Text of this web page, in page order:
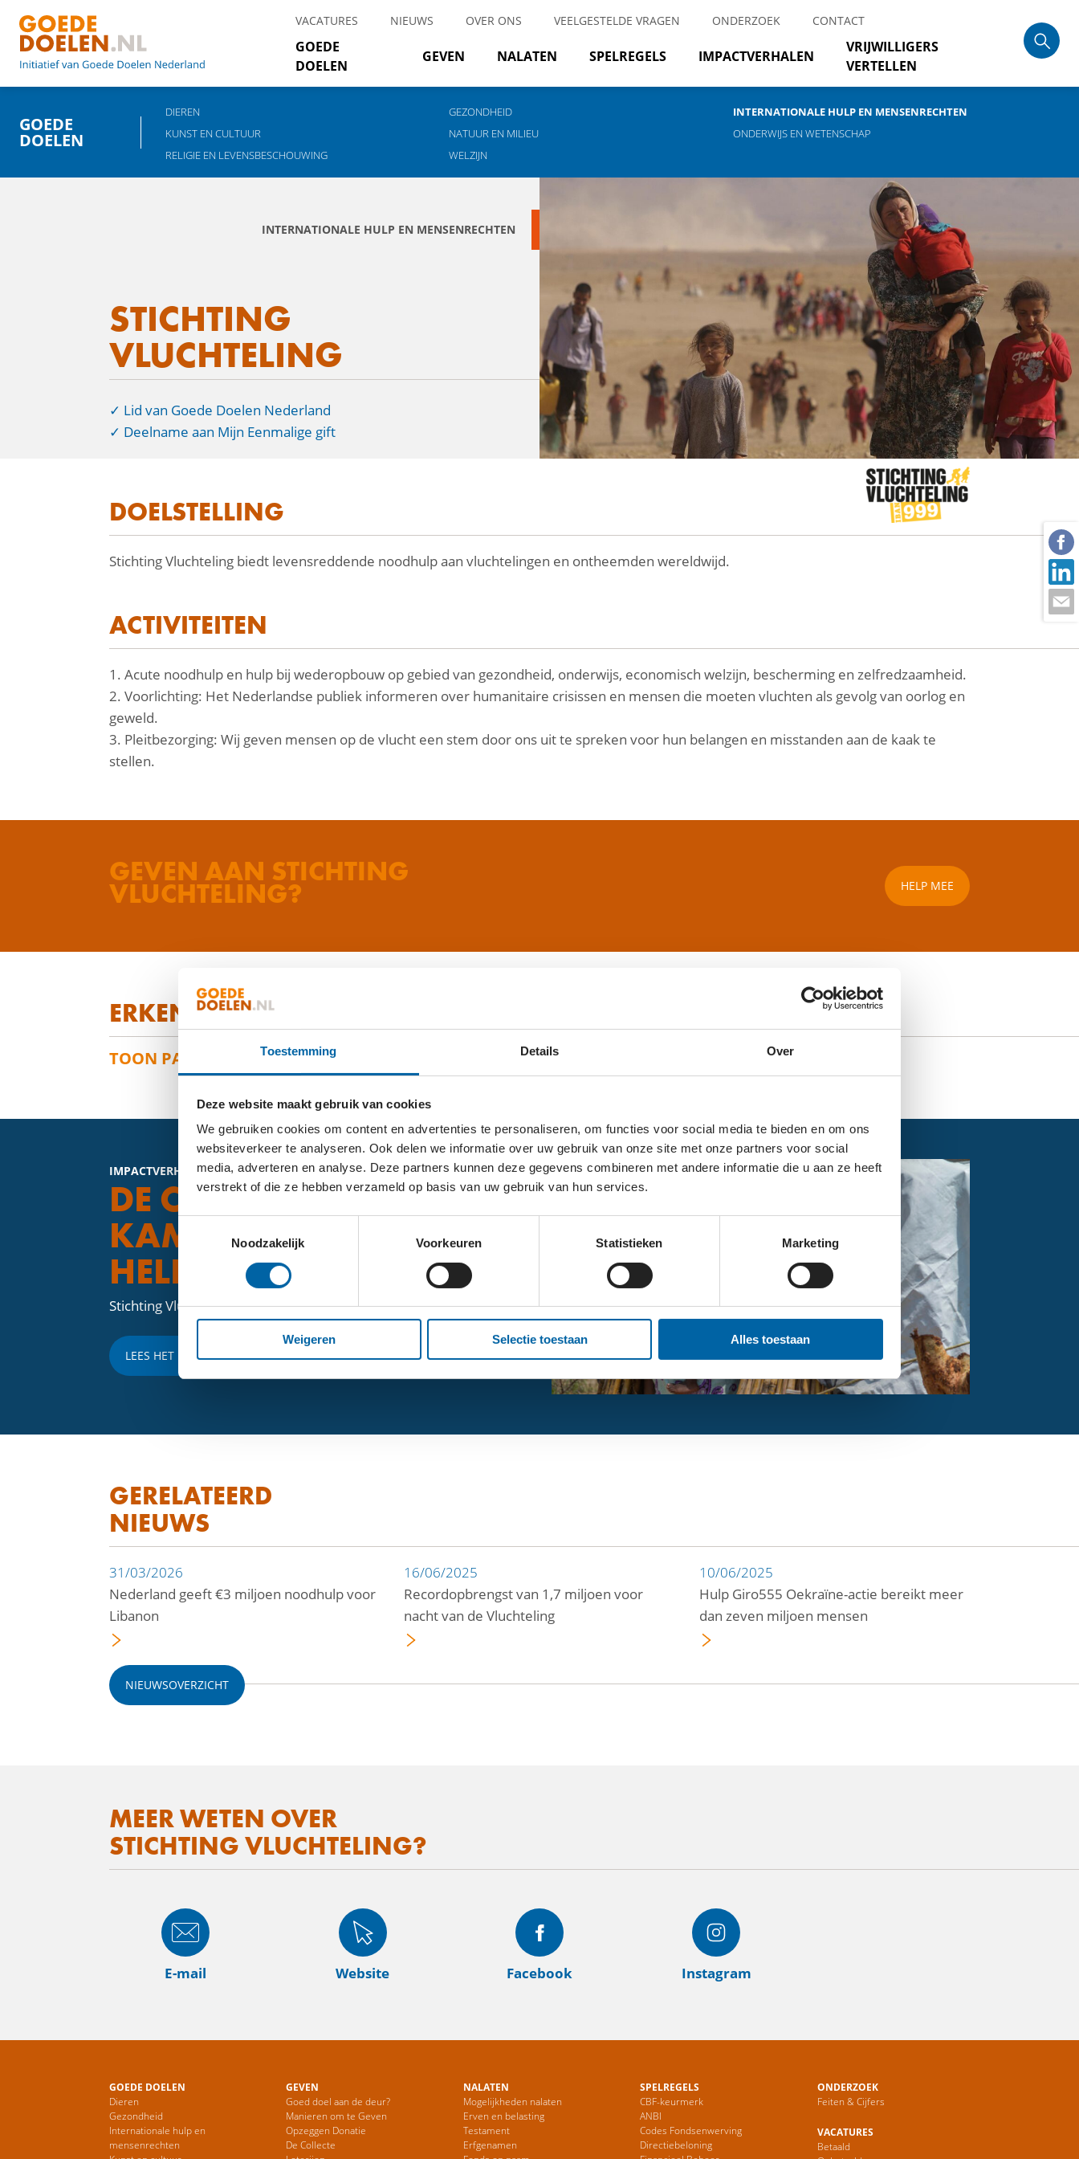
Toestemming Details Over
Deze website maakt gebruik van cookies
We gebruiken cookies om content en advertenties te personaliseren, om functies voor social media te bieden en om ons
websiteverkeer te analyseren. Ook delen we informatie over uw gebruik van onze site met onze partners voor social
media, adverteren en analyse. Deze partners kunnen deze gegevens combineren met andere informatie die u aan ze heeft
verstrekt of die ze hebben verzameld op basis van uw gebruik van hun services.
Noodzakelijk
Voorkeuren Statistieken Marketing
Weigeren Selectie toestaan Alles toestaan
VACATURES NIEUWS OVER ONS VEELGESTELDE VRAGEN ONDERZOEK CONTACT
GOEDE
DOELEN
GEVEN NALATEN SPELREGELS IMPACTVERHALEN
VRIJWILLIGERS
VERTELLEN
GOEDE
DOELEN
DIEREN GEZONDHEID
INTERNATIONALE HULP EN MENSENRECHTEN
KUNST EN CULTUUR
NATUUR EN MILIEU
ONDERWIJS EN WETENSCHAP
RELIGIE EN LEVENSBESCHOUWING
WELZIJN
STICHTING
VLUCHTELING
Lid van Goede Doelen Nederland
Deelname aan Mijn Eenmalige gift
INTERNATIONALE HULP EN MENSENRECHTEN
DOELSTELLING
Stichting Vluchteling biedt levensreddende noodhulp aan vluchtelingen en ontheemden wereldwijd.
ACTIVITEITEN
1. Acute noodhulp en hulp bij wederopbouw op gebied van gezondheid, onderwijs, economisch welzijn, bescherming en zelfredzaamheid.
2. Voorlichting: Het Nederlandse publiek informeren over humanitaire crisissen en mensen die moeten vluchten als gevolg van oorlog en
geweld.
3. Pleitbezorging: Wij geven mensen op de vlucht een stem door ons uit te spreken voor hun belangen en misstanden aan de kaak te
stellen.
GEVEN AAN STICHTING
VLUCHTELING? HELP MEE
ERKENNINGSPASPOORT
TOON PASPOORT
IMPACTVERHALEN
DE CRISIS IN
KAMEROEN: HOE WIJ
HELPEN
Stichting Vluchteling
LEES HET HELE VERHAAL
GERELATEERD
NIEUWS
31/03/2026
Nederland geeft €3 miljoen noodhulp voor
Libanon
16/06/2025
Recordopbrengst van 1,7 miljoen voor
nacht van de Vluchteling
10/06/2025
Hulp Giro555 Oekraïne-actie bereikt meer
dan zeven miljoen mensen
NIEUWSOVERZICHT
MEER WETEN OVER
STICHTING VLUCHTELING?
E-mail Website Facebook Instagram
GOEDE DOELEN
Dieren
Gezondheid
Internationale hulp en
mensenrechten
GEVEN
Goed doel aan de deur?
Manieren om te Geven
Opzeggen Donatie
De Collecte
NALATEN
Mogelijkheden nalaten
Erven en belasting
Testament
Erfgenamen
SPELREGELS
CBF-keurmerk
ANBI
Codes Fondsenwerving
Directiebeloning
ONDERZOEK
Feiten & Cijfers
VACATURES
Betaald
facebook
linkedin